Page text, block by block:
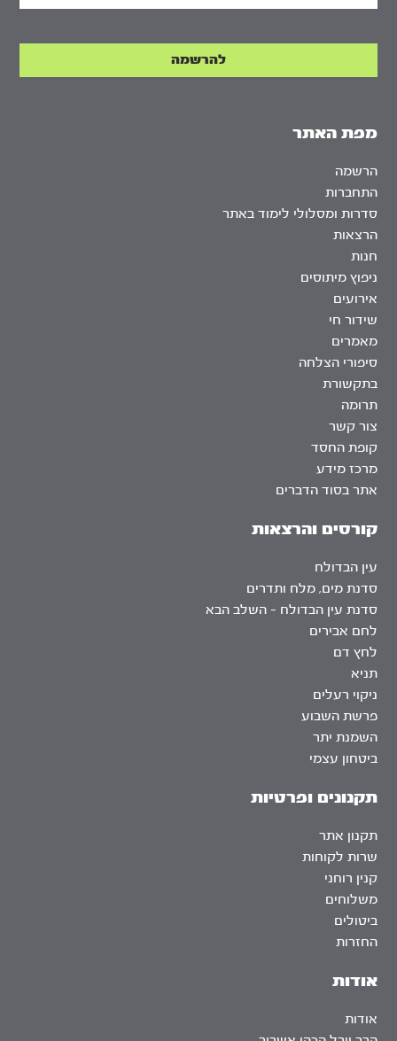
אודות
אודות
מפת האתר
הרשמה
התחברות
סדרות ומסלולי לימוד באתר
הרצאות
חנות
ניפוץ מיתוסים
אירועים
שידור חי
מאמרים
סיפורי הצלחה
בתקשורת
תרומה
צור קשר
קופת החסד
מרכז מידע
אתר בסוד הדברים
קורסים והרצאות
עין הבדולח
סדנת מים, מלח ותדרים
סדנת עין הבדולח – השלב הבא
לחם אבירים
לחץ דם
תניא
ניקוי רעלים
פרשת השבוע
השמנת יתר
ביטחון עצמי
תקנונים ופרטיות
תקנון אתר
שרות לקוחות
קנין רוחני
משלוחים
ביטולים
החזרות